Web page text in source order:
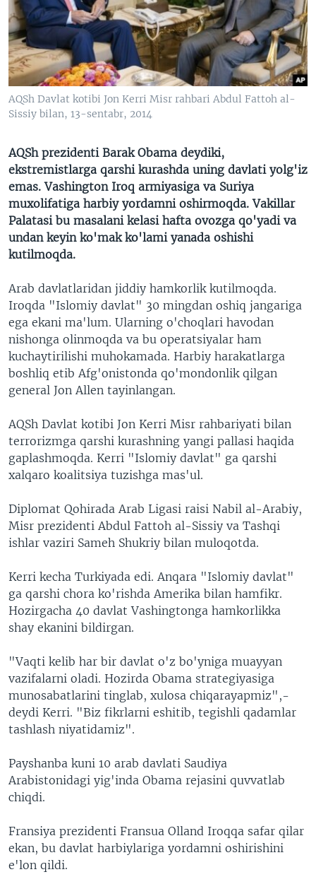
VIDEO
XABARLAR SURATLARDA
ODNOKLASSNIKI
TELEGRAM
TWITTER
SOUNDCLOUD
VOA
AQSh Davlat kotibi Jon Kerri Misr rahbari Abdul Fattoh al-
Sissiy bilan, 13-sentabr, 2014
AQSh prezidenti Barak Obama deydiki,
ekstremistlarga qarshi kurashda uning davlati yolg'iz
emas. Vashington Iroq armiyasiga va Suriya
muxolifatiga harbiy yordamni oshirmoqda. Vakillar
Palatasi bu masalani kelasi hafta ovozga qo'yadi va
undan keyin ko'mak ko'lami yanada oshishi
kutilmoqda.
Arab davlatlaridan jiddiy hamkorlik kutilmoqda.
Iroqda "Islomiy davlat" 30 mingdan oshiq jangariga
ega ekani ma'lum. Ularning o'choqlari havodan
nishonga olinmoqda va bu operatsiyalar ham
kuchaytirilishi muhokamada. Harbiy harakatlarga
boshliq etib Afg'onistonda qo'mondonlik qilgan
general Jon Allen tayinlangan.
AQSh Davlat kotibi Jon Kerri Misr rahbariyati bilan
terrorizmga qarshi kurashning yangi pallasi haqida
gaplashmoqda. Kerri "Islomiy davlat" ga qarshi
xalqaro koalitsiya tuzishga mas'ul.
Diplomat Qohirada Arab Ligasi raisi Nabil al-Arabiy,
Misr prezidenti Abdul Fattoh al-Sissiy va Tashqi
ishlar vaziri Sameh Shukriy bilan muloqotda.
Kerri kecha Turkiyada edi. Anqara "Islomiy davlat"
ga qarshi chora ko'rishda Amerika bilan hamfikr.
Hozirgacha 40 davlat Vashingtonga hamkorlikka
shay ekanini bildirgan.
"Vaqti kelib har bir davlat o'z bo'yniga muayyan
vazifalarni oladi. Hozirda Obama strategiyasiga
munosabatlarini tinglab, xulosa chiqarayapmiz",-
deydi Kerri. "Biz fikrlarni eshitib, tegishli qadamlar
tashlash niyatidamiz".
Payshanba kuni 10 arab davlati Saudiya
Arabistonidagi yig'inda Obama rejasini quvvatlab
chiqdi.
Fransiya prezidenti Fransua Olland Iroqqa safar qilar
ekan, bu davlat harbiylariga yordamni oshirishini
e'lon qildi.